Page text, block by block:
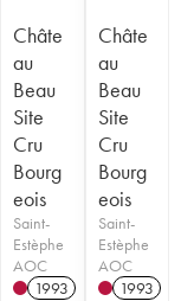
Châte
au
Beau
Site
Cru
Bourg
eois
Saint-
Estèphe
AOC
1993
Châte
au
Beau
Site
Cru
Bourg
eois
Saint-
Estèphe
AOC
1993